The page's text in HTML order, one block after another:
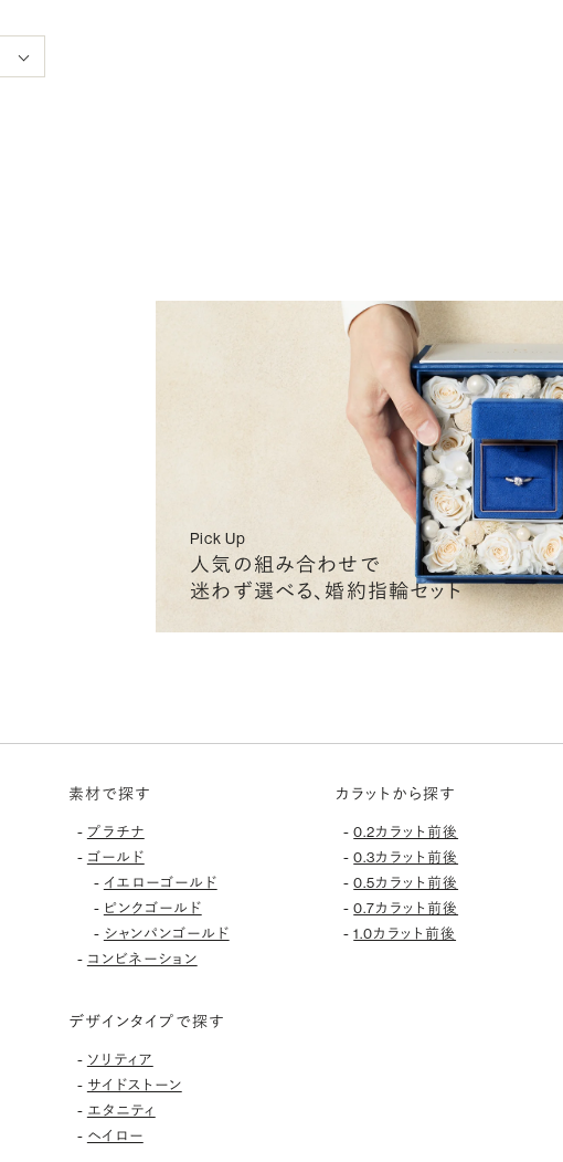
Pick Up
人気の組み合わせで
迷わず選べる、婚約指輪セット
素材で探す
- プラチナ
- ゴールド
- イエローゴールド
- ピンクゴールド
- シャンパンゴールド
- コンビネーション
デザインタイプで探す
- ソリティア
- サイドストーン
- エタニティ
- ヘイロー
カラットから探す
-0.2カラット前後
-0.3カラット前後
-0.5カラット前後
-0.7カラット前後
-1.0カラット前後